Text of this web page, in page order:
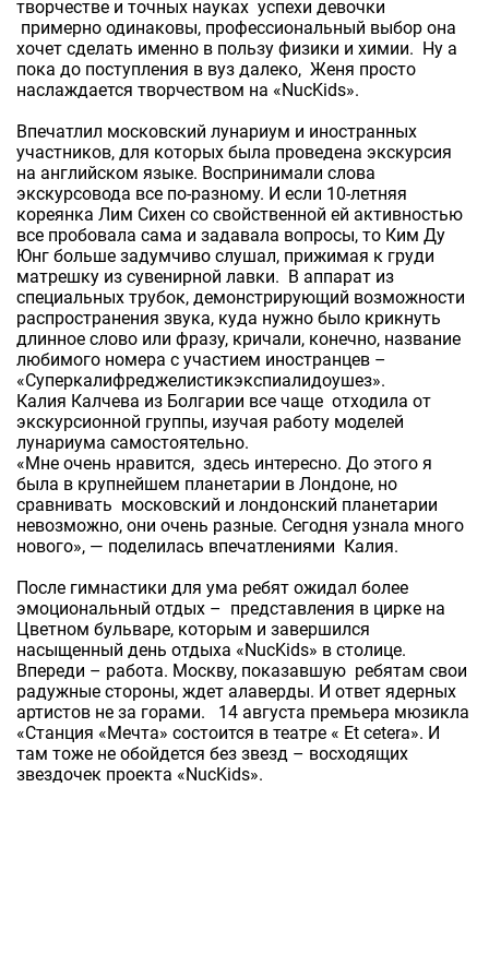
творчестве и точных науках успехи девочки
примерно одинаковы, профессиональный выбор она
хочет сделать именно в пользу физики и химии. Ну а
пока до поступления в вуз далеко, Женя просто
наслаждается творчеством на «NucKids».
Впечатлил московский лунариум и иностранных
участников, для которых была проведена экскурсия
на английском языке. Воспринимали слова
экскурсовода все по-разному. И если 10-летняя
кореянка Лим Сихен со свойственной ей активностью
все пробовала сама и задавала вопросы, то Ким Ду
Юнг больше задумчиво слушал, прижимая к груди
матрешку из сувенирной лавки. В аппарат из
специальных трубок, демонстрирующий возможности
распространения звука, куда нужно было крикнуть
длинное слово или фразу, кричали, конечно, название
любимого номера с участием иностранцев –
«Суперкалифреджелистикэкспиалидоушез».
Калия Калчева из Болгарии все чаще отходила от
экскурсионной группы, изучая работу моделей
лунариума самостоятельно.
«Мне очень нравится, здесь интересно. До этого я
была в крупнейшем планетарии в Лондоне, но
сравнивать московский и лондонский планетарии
невозможно, они очень разные. Сегодня узнала много
нового», — поделилась впечатлениями Калия.
После гимнастики для ума ребят ожидал более
эмоциональный отдых – представления в цирке на
Цветном бульваре, которым и завершился
насыщенный день отдыха «NucKids» в столице.
Впереди – работа. Москву, показавшую ребятам свои
радужные стороны, ждет алаверды. И ответ ядерных
артистов не за горами. 14 августа премьера мюзикла
«Станция «Мечта» состоится в театре « Et cetera». И
там тоже не обойдется без звезд – восходящих
звездочек проекта «NucKids».